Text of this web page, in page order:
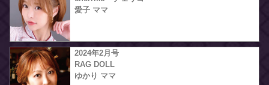
愛子 ママ
2024年2月号
RAG DOLL
ゆかり ママ